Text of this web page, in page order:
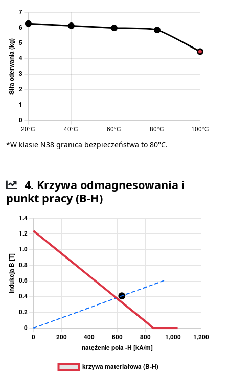
*W klasie N38 granica bezpieczeństwa to 80°C.
4. Krzywa odmagnesowania i
punkt pracy (B-H)